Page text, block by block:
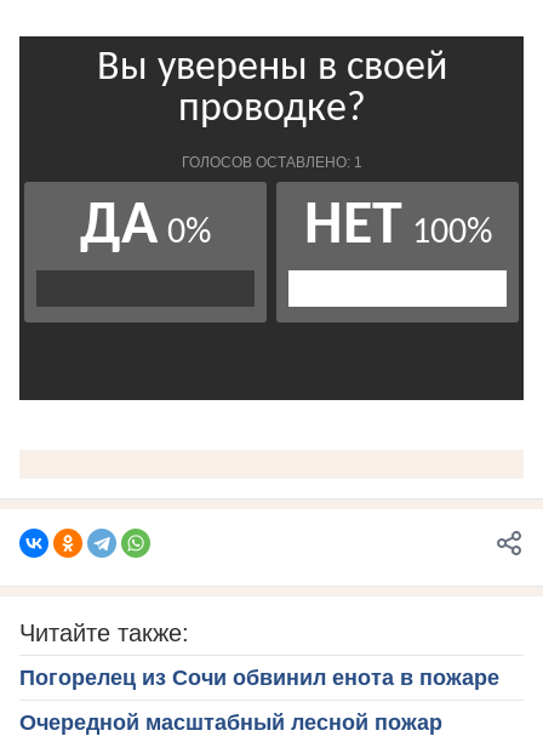
Читайте также:
Погорелец из Сочи обвинил енота в пожаре
Очередной масштабный лесной пожар